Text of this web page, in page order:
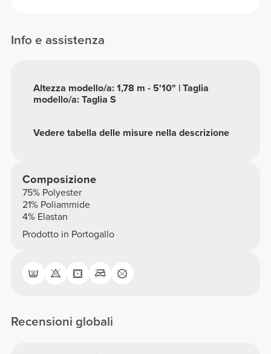
Info e assistenza
Vedere tabella delle misure nella descrizione
Altezza modello/a: 1,78 m - 5'10" | Taglia
modello/a: Taglia S
Composizione
75% Polyester
21% Poliammide
4% Elastan
Prodotto in Portogallo
Recensioni globali